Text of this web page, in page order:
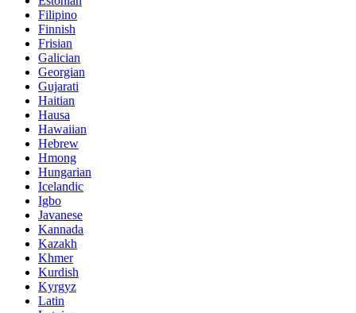
Filipino
Finnish
Frisian
Galician
Georgian
Gujarati
Haitian
Hausa
Hawaiian
Hebrew
Hmong
Hungarian
Icelandic
Igbo
Javanese
Kannada
Kazakh
Khmer
Kurdish
Kyrgyz
Latin